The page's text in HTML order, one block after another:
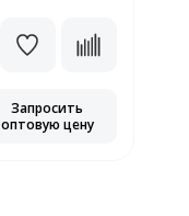
Запросить
оптовую цену